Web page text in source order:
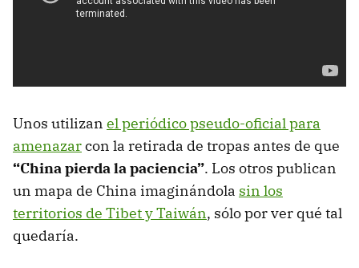
Unos utilizan el periódico pseudo-oficial para
amenazarcon la retirada de tropas antes de que
“China pierda la paciencia”. Los otros publican
un mapa de China imaginándola sin los
territorios de Tibet y Taiwán, sólo por ver qué tal
quedaría.